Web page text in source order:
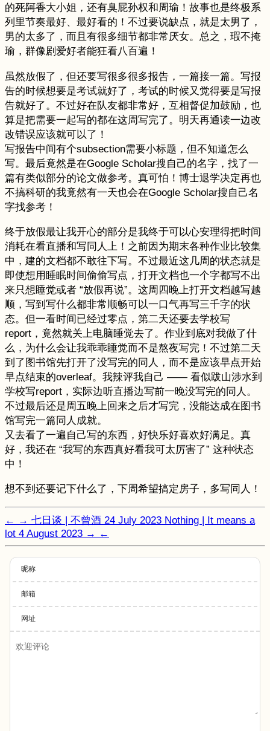
的死阿香大小姐，还有臭屁孙权和周瑜！故事也是终极系
列里节奏最好、最好看的！不过要说缺点，就是太男了，
男的太多了，而且有很多细节都非常厌女。总之，瑕不掩
瑜，群像剧爱好者能狂看八百遍！
虽然放假了，但还要写很多很多报告，一篇接一篇。写报
告的时候想要是考试就好了，考试的时候又觉得要是写报
告就好了。不过好在队友都非常好，互相督促加鼓励，也
算是把需要一起写的都在这周写完了。明天再通读一边改
改错误应该就可以了！
写报告中间有个subsection需要小标题，但不知道怎么
写。最后竟然是在Google Scholar搜自己的名字，找了一
篇有类似部分的论文做参考。真可怕！博士退学决定再也
不搞科研的我竟然有一天也会在Google Scholar搜自己名
字找参考！
终于放假最让我开心的部分是我终于可以心安理得把时间
消耗在看直播和写同人上！之前因为期末各种作业比较集
中，建的文档都不敢往下写。不过最近这几周的状态就是
即使想用睡眠时间偷偷写点，打开文档也一个字都写不出
来只想睡觉或者 “放假再说”。这周四晚上打开文档越写越
顺，写到写什么都非常顺畅可以一口气再写三千字的状
态。但一看时间已经过零点，第二天还要去学校写
report，竟然就关上电脑睡觉去了。作业到底对我做了什
么，为什么会让我乖乖睡觉而不是熬夜写完！不过第二天
到了图书馆先打开了没写完的同人，而不是应该早点开始
早点结束的overleaf。我辣评我自己 —— 看似跋山涉水到
学校写report，实际边听直播边写前一晚没写完的同人。
不过最后还是周五晚上回来之后才写完，没能达成在图书
馆写完一篇同人成就。
又去看了一遍自己写的东西，好快乐好喜欢好满足。真
好，我还在 “我写的东西真好看我可太厉害了” 这种状态
中！
想不到还要记下什么了，下周希望搞定房子，多写同人！
← → 七日谈 | 不曾酒 24 July 2023 Nothing | It means a
lot 4 August 2023 → ←
昵称
邮箱
网址